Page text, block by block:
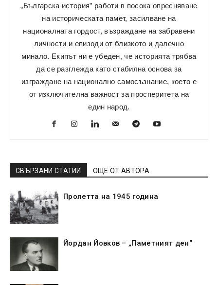
„Българска история” работи в посока опресняване
на историческата памет, засилване на
националната гордост, възраждане на забравени
личности и епизоди от близкото и далечно
минало. Екипът ни е убеден, че историята трябва
да се разглежда като стабилна основа за
изграждане на национално самосъзнание, което е
от изключителна важност за просперитета на
един народ.
СВЪРЗАНИ СТАТИИ ОЩЕ ОТ АВТОРА
Пролетта на 1945 година
Йордан Йовков – „Паметният ден“